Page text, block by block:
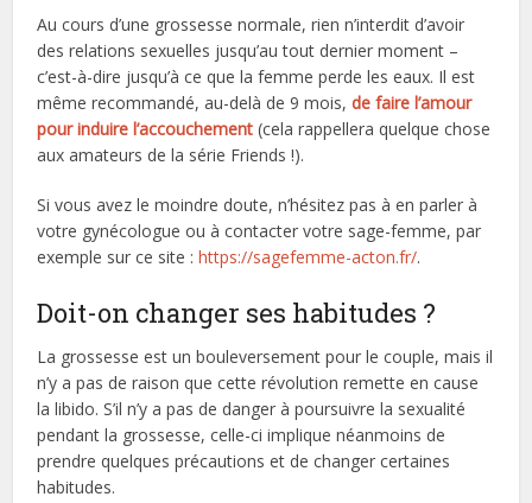
Au cours d’une grossesse normale, rien n’interdit d’avoir
des relations sexuelles jusqu’au tout dernier moment –
c’est-à-dire jusqu’à ce que la femme perde les eaux. Il est
même recommandé, au-delà de 9 mois,de faire l’amour
pour induire l’accouchement (cela rappellera quelque chose
aux amateurs de la série Friends !).
Si vous avez le moindre doute, n’hésitez pas à en parler à
votre gynécologue ou à contacter votre sage-femme, par
exemple sur ce site :https://sagefemme-acton.fr/.
Doit-on changer ses habitudes ?
La grossesse est un bouleversement pour le couple, mais il
n’y a pas de raison que cette révolution remette en cause
la libido. S’il n’y a pas de danger à poursuivre la sexualité
pendant la grossesse, celle-ci implique néanmoins de
prendre quelques précautions et de changer certaines
habitudes.